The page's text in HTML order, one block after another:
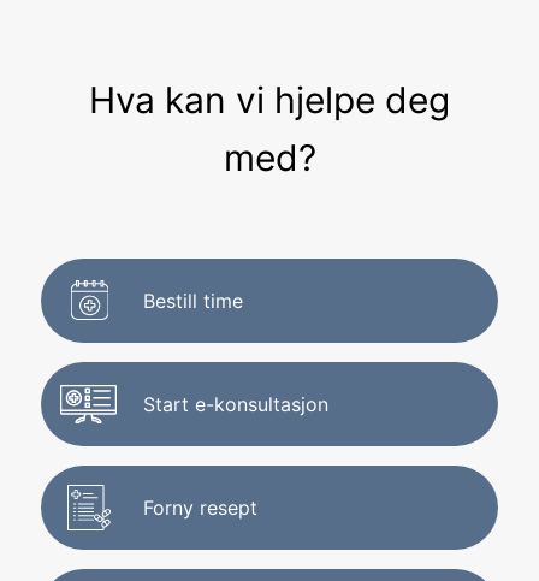
Hva kan vi hjelpe deg
med?
Bestill time
Start e-konsultasjon
Forny resept